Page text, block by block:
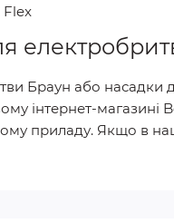
Flex
Браун або насадки
інтернет-магазині
приладу. Якщо в